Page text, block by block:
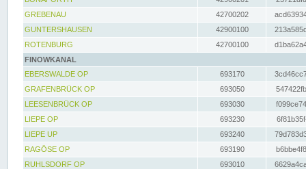
GREBENAU
42700202
GUNTERSHAUSEN
42900100
ROTENBURG
42700100
FINOWKANAL
EBERSWALDE OP
693170
GRAFENBRÜCK OP
693050
LEESENBRÜCK OP
693030
LIEPE OP
693230
LIEPE UP
693240
RAGÖSE OP
693190
RUHLSDORF OP
693010